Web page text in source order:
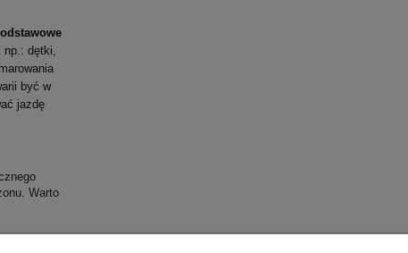
dętki,
być w
jazdę
Warto